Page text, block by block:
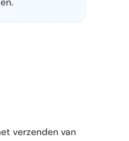
verzenden van